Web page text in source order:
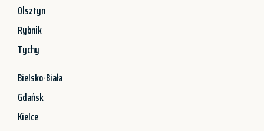
Olsztyn
Rybnik
Tychy
Bielsko-Biała
Gdańsk
Kielce